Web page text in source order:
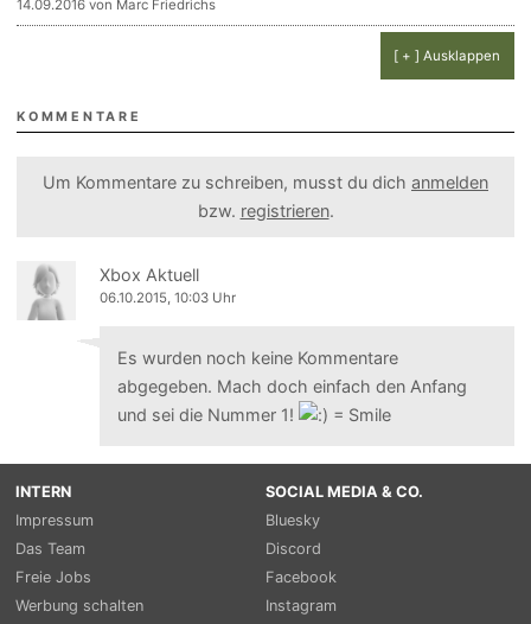
14.09.2016 von Marc Friedrichs
[ + ] Ausklappen
KOMMENTARE
Um Kommentare zu schreiben, musst du dich anmelden
bzw. registrieren.
Xbox Aktuell
06.10.2015, 10:03 Uhr
Es wurden noch keine Kommentare
abgegeben. Mach doch einfach den Anfang
und sei die Nummer 1!
INTERN
Impressum
Das Team
Freie Jobs
Werbung schalten
SOCIAL MEDIA & CO.
Bluesky
Discord
Facebook
Instagram